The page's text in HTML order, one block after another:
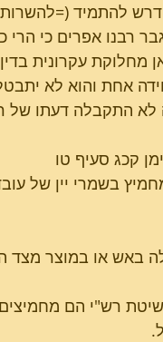
להתמיד
רבנו אפרים כי
מחלוקת עקרונית
אחת והוא לא
התקבלה דעתו של
קכג סעיף טו
רש"י הם